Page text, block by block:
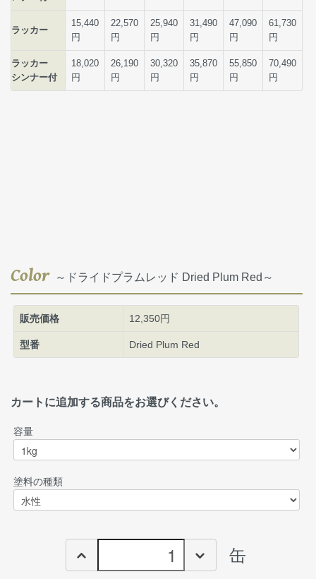
Color～ドライドプラムレッド Dried Plum Red～
販売価格 12,350円
型番 Dried Plum Red
カートに追加する商品をお選びください。
容量
塗料の種類
缶